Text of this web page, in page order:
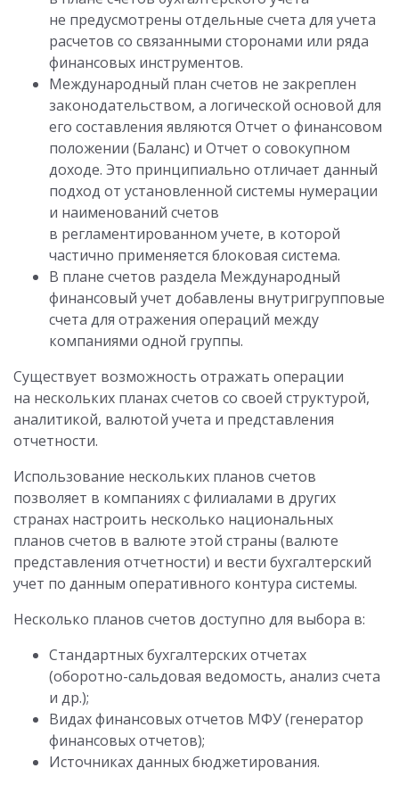
не предусмотрены отдельные счета для учета
расчетов со связанными сторонами или ряда
финансовых инструментов.
Международный план счетов не закреплен
законодательством, а логической основой для
его составления являются Отчет о финансовом
положении (Баланс) и Отчет о совокупном
доходе. Это принципиально отличает данный
подход от установленной системы нумерации
и наименований счетов
в регламентированном учете, в которой
частично применяется блоковая система.
В плане счетов раздела Международный
финансовый учет добавлены внутригрупповые
счета для отражения операций между
компаниями одной группы.
Существует возможность отражать операции
на нескольких планах счетов со своей структурой,
аналитикой, валютой учета и представления
отчетности.
Использование нескольких планов счетов
позволяет в компаниях с филиалами в других
странах настроить несколько национальных
планов счетов в валюте этой страны (валюте
представления отчетности) и вести бухгалтерский
учет по данным оперативного контура системы.
Несколько планов счетов доступно для выбора в:
Стандартных бухгалтерских отчетах
(оборотно-сальдовая ведомость, анализ счета
и др.);
Видах финансовых отчетов МФУ (генератор
финансовых отчетов);
Источниках данных бюджетирования.